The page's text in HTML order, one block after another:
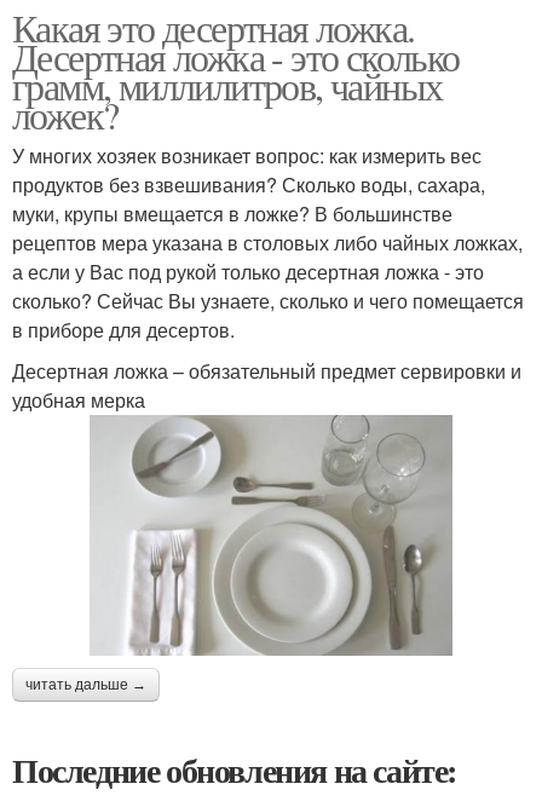
Какая это десертная ложка.
Десертная ложка - это сколько
грамм, миллилитров, чайных
ложек?
У многих хозяек возникает вопрос: как измерить вес
продуктов без взвешивания? Сколько воды, сахара,
муки, крупы вмещается в ложке? В большинстве
рецептов мера указана в столовых либо чайных ложках,
а если у Вас под рукой только десертная ложка - это
сколько? Сейчас Вы узнаете, сколько и чего помещается
в приборе для десертов.
Десертная ложка – обязательный предмет сервировки и
удобная мерка
читать дальше →
Последние обновления на сайте: